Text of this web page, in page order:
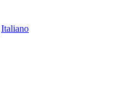
Italiano